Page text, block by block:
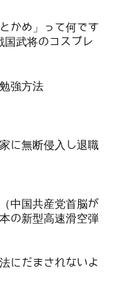
かめ」って何です
武将のコスプレ
強方法
に無断侵入し退職
中国共産党首脳が
の新型高速滑空弾
にだまされないよ